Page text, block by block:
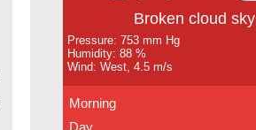
Broken cloud sky
Pressure: 753 mm Hg
Humidity: 88 %
Wind: West, 4.5 m/s
Morning